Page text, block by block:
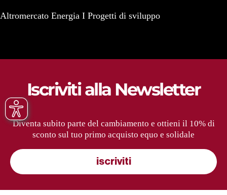
Altromercato Energia I Progetti di sviluppo
Iscriviti alla Newsletter
Diventa subito parte del cambiamento e ottieni il 10% di
sconto sul tuo primo acquisto equo e solidale
iscriviti